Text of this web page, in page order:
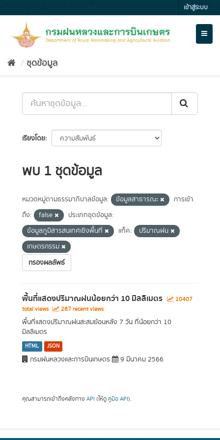
to
เข้าสู่ระบบ
ชุดข้อมูล
เรียงโดย
พบ 1 ชุดข้อมูล
หมวดหมู่ตามธรรมาภิบาลข้อมูล: ข้อมูลสาธารณะ
การเข้า
ถึง:
false
ประเภทชุดข้อมูล:
ข้อมูลภูมิสารสนเทศเชิงพื้นที่
แท็ค:
ปริมาณฝน
เกษตรกรรม
กรองผลลัพธ์
พื้นที่แสดงปริมาณฝนน้อยกว่า 10 มิลลิเมตร
10407
total views
287 recent views
พื้นที่แสดงปริมาณฝนสะสมย้อนหลัง 7 วัน ที่น้อยกว่า 10
มิลลิเมตร
HTML JSON
กรมฝนหลวงและการบินเกษตร 9 มีนาคม 2566
คุณสามารถเข้าถึงคลังทาง API (ให้ดู คู่มือ API).